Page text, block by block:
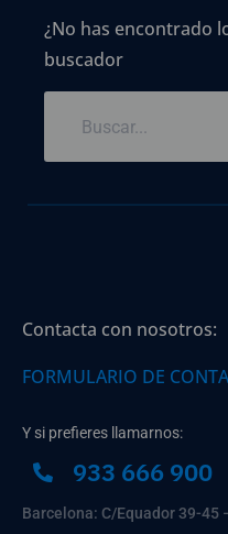
¿No has encontrado
buscador
Contacta con nosotros:
FORMULARIO DE
Y si prefieres llamarnos:
933 666 900
Barcelona: C/Equador 39-45